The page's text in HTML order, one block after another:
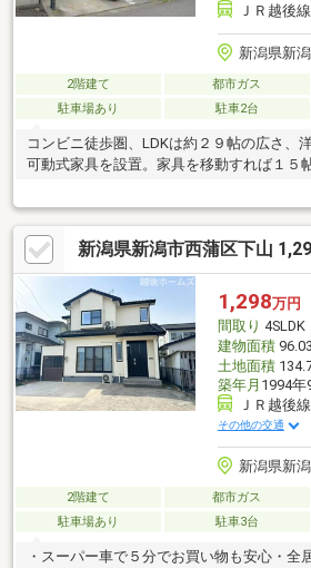
ＪＲ越後
新潟県新
2階建て 都市ガス
駐車場あり
駐車2台
コンビニ徒歩圏、LDKは約２９帖の広さ、
可動式家具を設置。家具を移動すれば１５
新潟県新潟市西蒲区下山
1,298万円
間取り 4SLDK
建物面積
土地面積
築年月 1994年
ＪＲ越後
その他の交通
新潟県新
2階建て 都市ガス
駐車場あり
駐車3台
・スーパー車で５分でお買い物も安心・全